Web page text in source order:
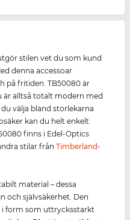
stilen vet du som kund
denna accessoar
på fritiden. TB50080 är
är alltså totalt modern med
välja bland storlekarna
kan du helt enkelt
finns i Edel-Optics
stilar frånTimberland-
material – dessa
och självsäkerhet. Den
i form som uttrycksstarkt